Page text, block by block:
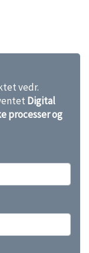
vedr.
Digital
processer og